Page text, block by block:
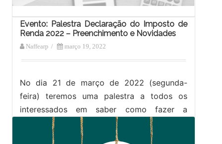
Evento: Palestra Declaração do Imposto de
Renda 2022 – Preenchimento e Novidades
Naffearp / março 19, 2022
No dia 21 de março de 2022 (segunda-
feira) teremos uma palestra a todos os
interessados em saber como fazer a
declaração do IRPF 2022. A palestra…